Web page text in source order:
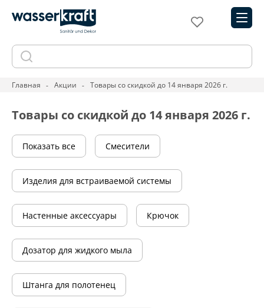
Главная Акции Товары со скидкой до 14 января 2026 г.
Товары со скидкой до 14 января 2026 г.
Показать все Смесители
Изделия для встраиваемой системы
Настенные аксессуары Крючок
Дозатор для жидкого мыла
Штанга для полотенец